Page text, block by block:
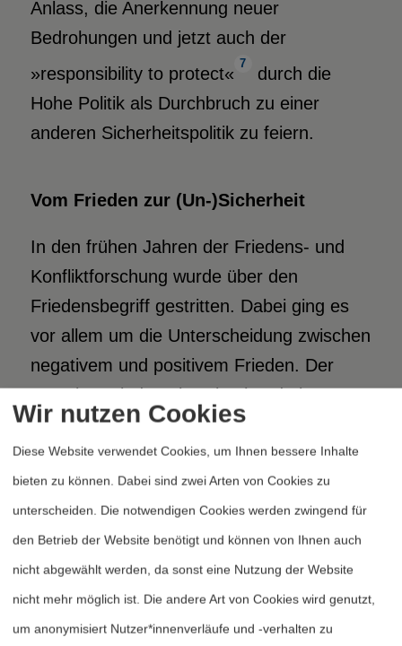
Anlass, die Anerkennung neuer
Bedrohungen und jetzt auch der
»responsibility to protect«
7
durch die
Hohe Politik als Durchbruch zu einer
anderen Sicherheitspolitik zu feiern.
Vom Frieden zur (Un-)Sicherheit
In den frühen Jahren der Friedens- und
Konfliktforschung wurde über den
Friedensbegriff gestritten. Dabei ging es
vor allem um die Unterscheidung zwischen
negativem und positivem Frieden. Der
negative Friede galt weitgehend als
unzulänglich; denn er konnte ja auch einen
Friedhofsfrieden, einen Frieden der
gewaltsamen Befriedung umfassen und
sich als trügerischer Firnis über
struktureller Gewalt erweisen. Die
flächendeckende Militarisierung politischer
Herrschaft in Lateinamerika im Verlaufe
der 1970er Jahre bot dafür in der Tat ein
Wir nutzen Cookies
Diese Website verwendet Cookies, um Ihnen bessere Inhalte
bieten zu können. Dabei sind zwei Arten von Cookies zu
unterscheiden. Die notwendigen Cookies werden zwingend für
den Betrieb der Website benötigt und können von Ihnen auch
nicht abgewählt werden, da sonst eine Nutzung der Website
nicht mehr möglich ist. Die andere Art von Cookies wird genutzt,
um anonymisiert Nutzer*innenverläufe und -verhalten zu